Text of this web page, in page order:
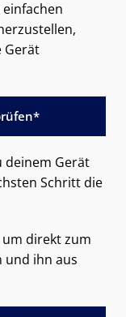
Gerät
deinem Gerät
Schritt die
direkt zum
und ihn aus